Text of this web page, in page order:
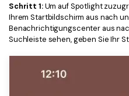
Schritt 1:Um auf Spotlight
Ihrem Startbildschirm aus nach
Benachrichtigungscenter aus
Suchleiste sehen, geben Sie Ihr